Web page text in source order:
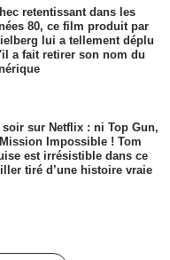
retentissant dans les
80, ce film produit par
lui a tellement déplu
a fait retirer son nom du
soir sur Netflix : ni Top Gun,
Impossible ! Tom
est irrésistible dans ce
tiré d’une histoire vraie